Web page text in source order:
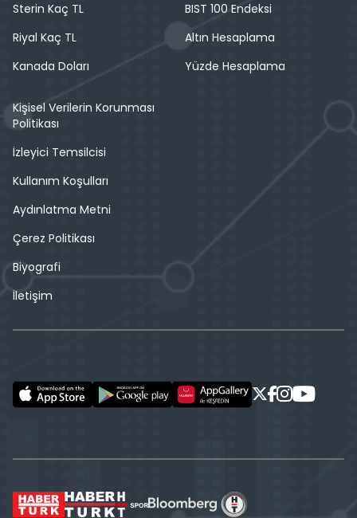
Sterin Kaç TL
Riyal Kaç TL
Kanada Doları
BIST 100 Endeksi
Altın Hesaplama
Yüzde Hesaplama
Kişisel Verilerin Korunması
Politikası
İzleyici Temsilcisi
Kullanım Koşulları
Aydınlatma Metni
Çerez Politikası
Biyografi
İletişim